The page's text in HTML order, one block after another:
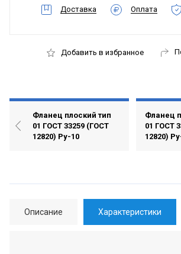
Доставка Оплата
Добавить в избранное
Фланец плоский тип
01 ГОСТ 33259 (ГОСТ
12820) Ру-10
Фланец
01 ГОСТ
12820)
Описание Характеристики